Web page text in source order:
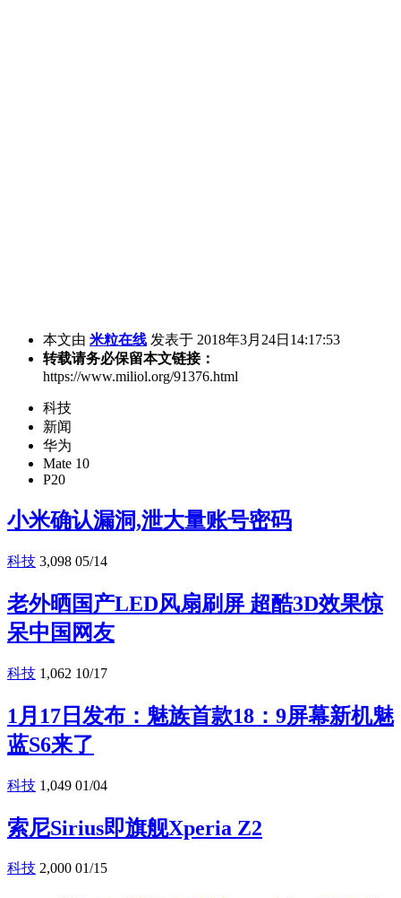
本文由 米粒在线 发表于 2018年3月24日14:17:53
转载请务必保留本文链接：
https://www.miliol.org/91376.html
科技
新闻
华为
Mate 10
P20
小米确认漏洞,泄大量账号密码
科技 3,098 05/14
老外晒国产LED风扇刷屏 超酷3D效果惊
呆中国网友
科技 1,062 10/17
1月17日发布：魅族首款18：9屏幕新机魅
蓝S6来了
科技 1,049 01/04
索尼Sirius即旗舰Xperia Z2
科技 2,000 01/15